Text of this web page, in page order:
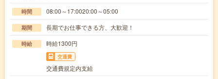
時間 08:00～17:0020:00～05:00
期間 長期でお仕事できる方、大歓迎！
時給 時給1300円
交通費
交通費規定内支給